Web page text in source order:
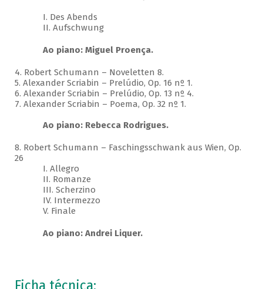
I. Des Abends
II. Aufschwung
Ao piano: Miguel Proença.
4. Robert Schumann – Noveletten 8.
5. Alexander Scriabin – Prelúdio, Op. 16 nº 1.
6. Alexander Scriabin – Prelúdio, Op. 13 nº 4.
7. Alexander Scriabin – Poema, Op. 32 nº 1.
Ao piano: Rebecca Rodrigues.
8. Robert Schumann – Faschingsschwank aus Wien, Op.
26
I. Allegro
II. Romanze
III. Scherzino
IV. Intermezzo
V. Finale
Ao piano: Andrei Liquer.